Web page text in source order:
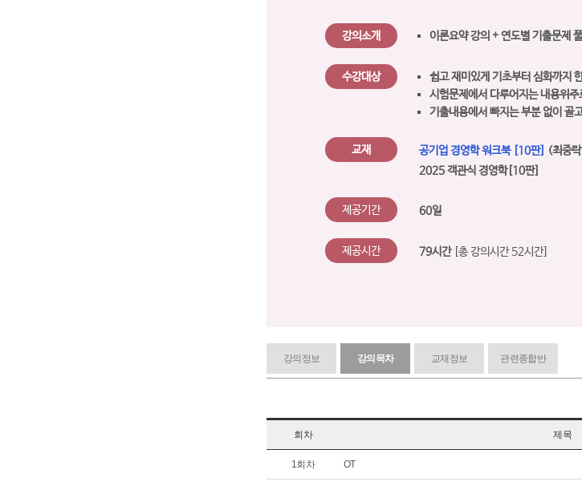
강의소개 이론요약 강의 + 연도별 기출문제
수강대상
쉽고 재미있게 기초부터 심화까지
시험문제에서 다루어지는 내용위
기출내용에서 빠지는 부분 없이 골
교재 공기업 경영학 워크북 [10판] (최중
2025 객관식 경영학[10판]
제공기간 60일
제공시간 79시간[총 강의시간 52시간]
강의정보 강의목차 교재정보 관련종합반
회차 제목
1회차 OT